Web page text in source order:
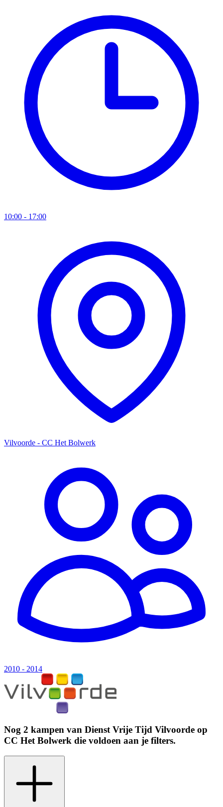
10:00 - 17:00
Vilvoorde - CC Het Bolwerk
2010 - 2014
Nog 2 kampen van Dienst Vrije Tijd Vilvoorde op
CC Het Bolwerk die voldoen aan je filters.